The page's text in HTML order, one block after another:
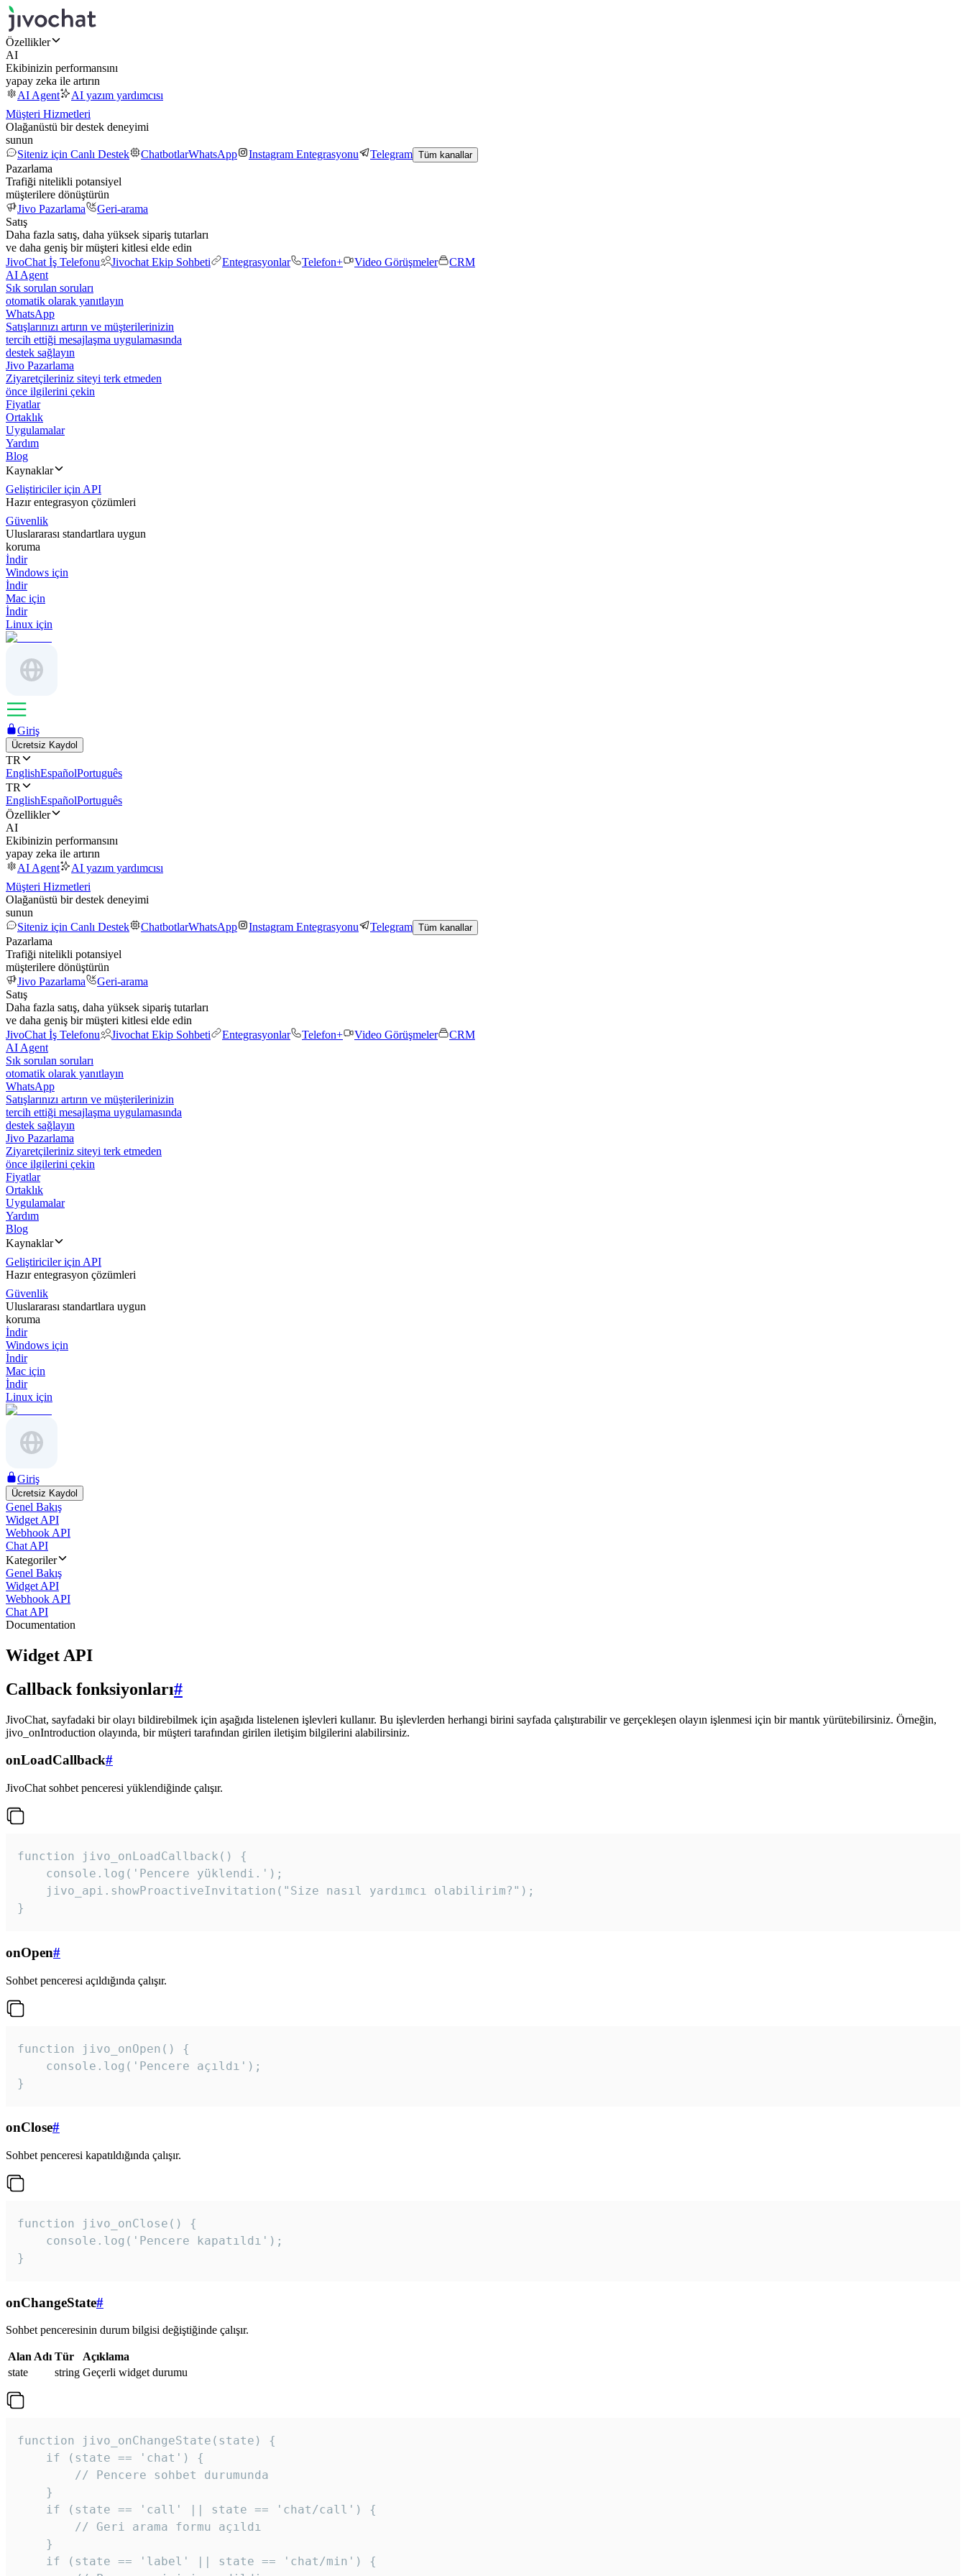
Özellikler
AI
Ekibinizin performansını
yapay zeka ile artırın
AI Agent
AI yazım yardımcısı
Müşteri Hizmetleri
Olağanüstü bir destek deneyimi
sunun
Siteniz için Canlı Destek
ChatbotlarWhatsApp Instagram Entegrasyonu Telegram Tüm kanallar
Pazarlama
Trafiği nitelikli potansiyel
müşterilere dönüştürün
Jivo Pazarlama
Geri-arama
Satış
Daha fazla satış, daha yüksek sipariş tutarları
ve daha geniş bir müşteri kitlesi elde edin
JivoChat İş Telefonu
Jivochat Ekip Sohbeti Entegrasyonlar Telefon+ Video Görüşmeler
CRM
AI Agent
Sık sorulan soruları
otomatik olarak yanıtlayın
WhatsApp
Satışlarınızı artırın ve müşterilerinizin
tercih ettiği mesajlaşma uygulamasında
destek sağlayın
Jivo Pazarlama
Ziyaretçileriniz siteyi terk etmeden
önce ilgilerini çekin
Fiyatlar
Ortaklık
Uygulamalar
Yardım
Blog
Kaynaklar
Geliştiriciler için API
Hazır entegrasyon çözümleri
Güvenlik
Uluslararası standartlara uygun
koruma
İndir
Windows için
İndir
Mac için
İndir
Linux için
Giriş
Ücretsiz Kaydol
TR
EnglishEspañolPortuguês
TR
EnglishEspañolPortuguês
Özellikler
AI
Ekibinizin performansını
yapay zeka ile artırın
AI Agent
AI yazım yardımcısı
Müşteri Hizmetleri
Olağanüstü bir destek deneyimi
sunun
Siteniz için Canlı Destek
ChatbotlarWhatsApp Instagram Entegrasyonu Telegram Tüm kanallar
Pazarlama
Trafiği nitelikli potansiyel
müşterilere dönüştürün
Jivo Pazarlama
Geri-arama
Satış
Daha fazla satış, daha yüksek sipariş tutarları
ve daha geniş bir müşteri kitlesi elde edin
JivoChat İş Telefonu
Jivochat Ekip Sohbeti Entegrasyonlar Telefon+ Video Görüşmeler
CRM
AI Agent
Sık sorulan soruları
otomatik olarak yanıtlayın
WhatsApp
Satışlarınızı artırın ve müşterilerinizin
tercih ettiği mesajlaşma uygulamasında
destek sağlayın
Jivo Pazarlama
Ziyaretçileriniz siteyi terk etmeden
önce ilgilerini çekin
Fiyatlar
Ortaklık
Uygulamalar
Yardım
Blog
Kaynaklar
Geliştiriciler için API
Hazır entegrasyon çözümleri
Güvenlik
Uluslararası standartlara uygun
koruma
İndir
Windows için
İndir
Mac için
İndir
Linux için
Giriş
Ücretsiz Kaydol
Genel Bakış
Widget API
Webhook API
Chat API
Kategoriler
Genel Bakış
Widget API
Webhook API
Chat API
Documentation
Widget API
Callback fonksiyonları#
JivoChat, sayfadaki bir olayı bildirebilmek için aşağıda listelenen işlevleri kullanır. Bu işlevlerden herhangi birini sayfada çalıştırabilir ve gerçekleşen olayın işlenmesi için bir mantık yürütebilirsiniz. Örneğin,
jivo_onIntroduction olayında, bir müşteri tarafından girilen iletişim bilgilerini alabilirsiniz.
onLoadCallback#
JivoChat sohbet penceresi yüklendiğinde çalışır.
function jivo_onLoadCallback() {
    console.log('Pencere yüklendi.');
    jivo_api.showProactiveInvitation("Size nasıl yardımcı olabilirim?");
}
onOpen#
Sohbet penceresi açıldığında çalışır.
function jivo_onOpen() {
    console.log('Pencere açıldı');
}
onClose#
Sohbet penceresi kapatıldığında çalışır.
function jivo_onClose() {
    console.log('Pencere kapatıldı');
}
onChangeState#
Sohbet penceresinin durum bilgisi değiştiğinde çalışır.
Alan Adı Tür
Açıklama
state
string Geçerli widget durumu
function jivo_onChangeState(state) {
    if (state == 'chat') {
        // Pencere sohbet durumunda
    }
    if (state == 'call' || state == 'chat/call') {
        // Geri arama formu açıldı
    }
    if (state == 'label' || state == 'chat/min') {